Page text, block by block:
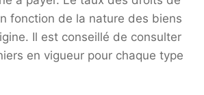
fonction de la nature des biens
Il est conseillé de consulter
en vigueur pour chaque type